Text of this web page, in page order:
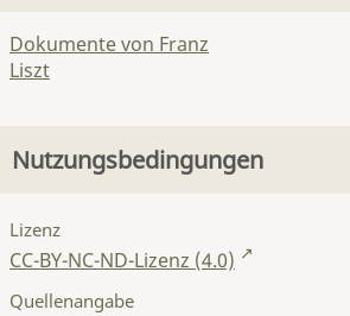
Dokumente von Franz
Liszt
Nutzungsbedingungen
Lizenz
CC-BY-NC-ND-Lizenz (4.0)
Quellenangabe